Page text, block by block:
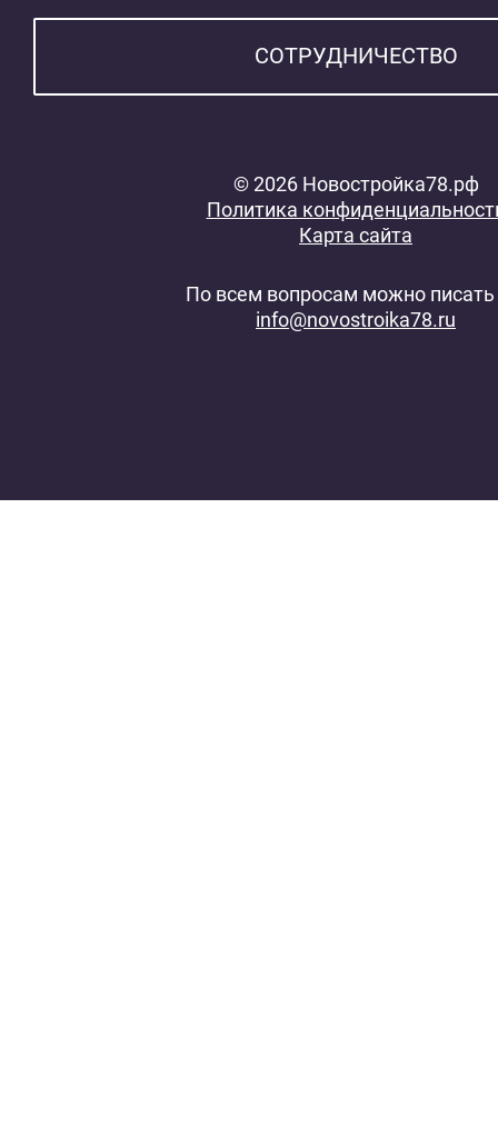
СОТРУДНИЧЕСТВО
© 2026 Новостройка78.рф
Политика
Карта сайта
По всем вопросам можно писать
info@novostroika78.ru